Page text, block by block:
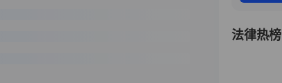
法律热榜